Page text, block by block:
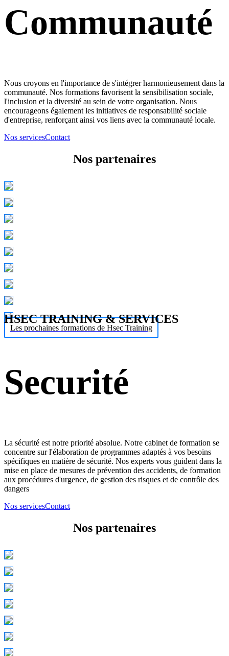
Communauté
Nous croyons en l'importance de s'intégrer harmonieusement dans la
communauté. Nos formations favorisent la sensibilisation sociale,
l'inclusion et la diversité au sein de votre organisation. Nous
encourageons également les initiatives de responsabilité sociale
d'entreprise, renforçant ainsi vos liens avec la communauté locale.
Nos servicesContact
Nos partenaires
Les prochaines formations de Hsec Training
HSEC TRAINING & SERVICES
Securité
La sécurité est notre priorité absolue. Notre cabinet de formation se
concentre sur l'élaboration de programmes adaptés à vos besoins
spécifiques en matière de sécurité. Nos experts vous guident dans la
mise en place de mesures de prévention des accidents, de formation
aux procédures d'urgence, de gestion des risques et de contrôle des
dangers
Nos servicesContact
Nos partenaires